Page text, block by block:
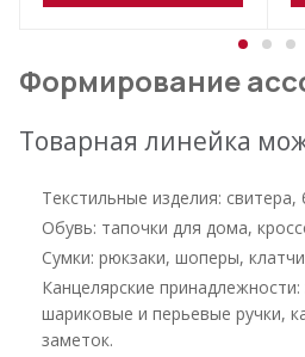
Формирование
Товарная линейка
Текстильные изделия:
Обувь: тапочки для дома,
Сумки: рюкзаки, шоперы,
Канцелярские
шариковые и перьевые ручки,
заметок.